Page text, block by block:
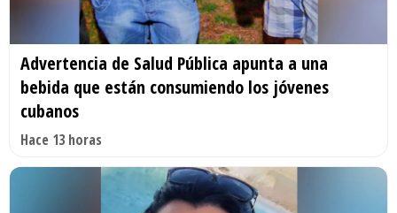
Advertencia de Salud Pública apunta a una
bebida que están consumiendo los jóvenes
cubanos
Hace 13 horas